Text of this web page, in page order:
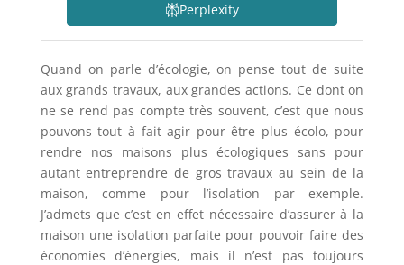
Perplexity
Quand on parle d’écologie, on pense tout de suite
aux grands travaux, aux grandes actions. Ce dont on
ne se rend pas compte très souvent, c’est que nous
pouvons tout à fait agir pour être plus écolo, pour
rendre nos maisons plus écologiques sans pour
autant entreprendre de gros travaux au sein de la
maison, comme pour l’isolation par exemple.
J’admets que c’est en effet nécessaire d’assurer à la
maison une isolation parfaite pour pouvoir faire des
économies d’énergies, mais il n’est pas toujours